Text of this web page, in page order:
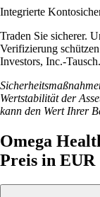
Integrierte
Traden Sie sicherer.
Verifizierung
Investors, Inc.-Tausch.
Wertstabilität der
kann den Wert Ihrer
Omega
Preis in EUR